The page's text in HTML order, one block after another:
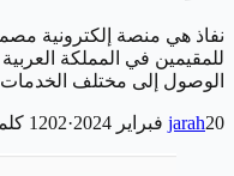
نفاذ هي منصة إلكترونية
للمقيمين في المملكة
الوصول إلى مختلف
jarah20 فبراير 2024 ·
1202